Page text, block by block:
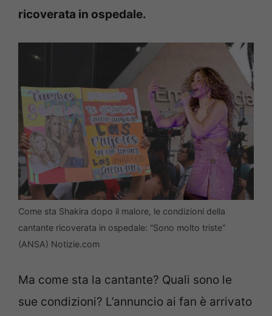
ricoverata in ospedale.
Come sta Shakira dopo il malore, le condizioni della
cantante ricoverata in ospedale: “Sono molto triste”
(ANSA) Notizie.com
Ma come sta la cantante? Quali sono le
sue condizioni? L’annuncio ai fan è arrivato